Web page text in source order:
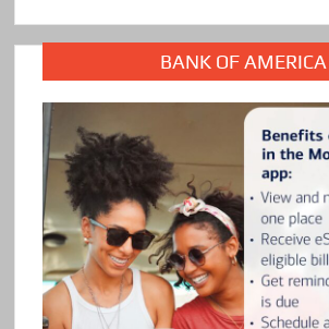
BANK OF AMERICA